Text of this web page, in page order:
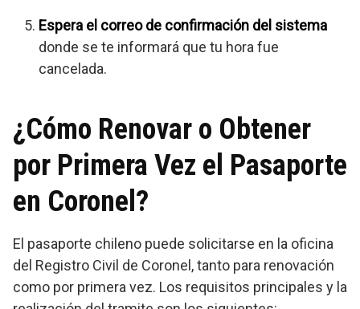
Espera el correo de confirmación del sistema
donde se te informará que tu hora fue
cancelada.
¿Cómo Renovar o Obtener
por Primera Vez el Pasaporte
en Coronel?
El pasaporte chileno puede solicitarse en la oficina
del Registro Civil de Coronel, tanto para renovación
como por primera vez. Los requisitos principales y la